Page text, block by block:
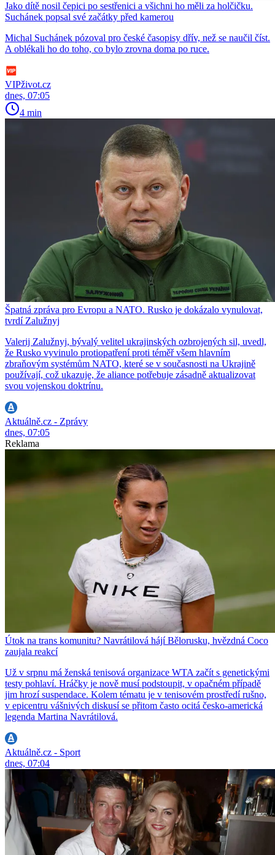
Jako dítě nosil čepici po sestřenici a všichni ho měli za holčičku.
Suchánek popsal své začátky před kamerou
Michal Suchánek pózoval pro české časopisy dřív, než se naučil číst.
A oblékali ho do toho, co bylo zrovna doma po ruce.
VIPživot.cz
dnes, 07:05
4 min
Špatná zpráva pro Evropu a NATO. Rusko je dokázalo vynulovat,
tvrdí Zalužnyj
Valerij Zalužnyj, bývalý velitel ukrajinských ozbrojených sil, uvedl,
že Rusko vyvinulo protiopatření proti téměř všem hlavním
zbraňovým systémům NATO, které se v současnosti na Ukrajině
používají, což ukazuje, že aliance potřebuje zásadně aktualizovat
svou vojenskou doktrínu.
Aktuálně.cz - Zprávy
dnes, 07:05
Reklama
Útok na trans komunitu? Navrátilová hájí Bělorusku, hvězdná Coco
zaujala reakcí
Už v srpnu má ženská tenisová organizace WTA začít s genetickými
testy pohlaví. Hráčky je nově musí podstoupit, v opačném případě
jim hrozí suspendace. Kolem tématu je v tenisovém prostředí rušno,
v epicentru vášnivých diskusí se přitom často ocitá česko-americká
legenda Martina Navrátilová.
Aktuálně.cz - Sport
dnes, 07:04